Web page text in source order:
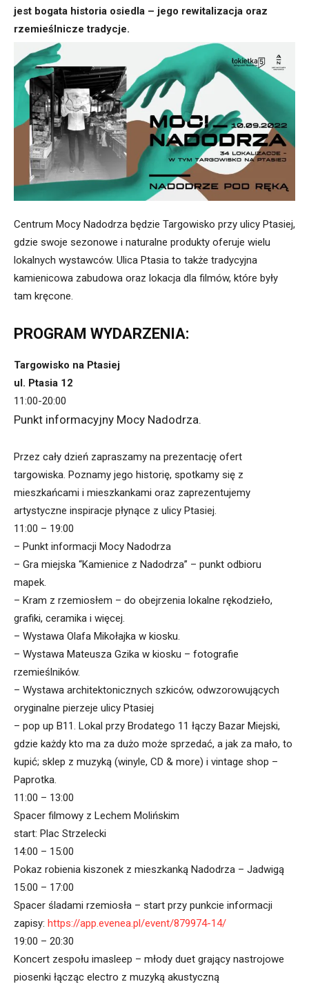
jest bogata historia osiedla – jego rewitalizacja oraz
rzemieślnicze tradycje.
Centrum Mocy Nadodrza będzie Targowisko przy ulicy Ptasiej,
gdzie swoje sezonowe i naturalne produkty oferuje wielu
lokalnych wystawców. Ulica Ptasia to także tradycyjna
kamienicowa zabudowa oraz lokacja dla filmów, które były
tam kręcone.
PROGRAM WYDARZENIA:
Targowisko na Ptasiej
ul. Ptasia 12
11:00-20:00
Punkt informacyjny Mocy Nadodrza.
Przez cały dzień zapraszamy na prezentację ofert
targowiska. Poznamy jego historię, spotkamy się z
mieszkańcami i mieszkankami oraz zaprezentujemy
artystyczne inspiracje płynące z ulicy Ptasiej.
11:00 – 19:00
– Punkt informacji Mocy Nadodrza
– Gra miejska “Kamienice z Nadodrza” – punkt odbioru
mapek.
– Kram z rzemiosłem – do obejrzenia lokalne rękodzieło,
grafiki, ceramika i więcej.
– Wystawa Olafa Mikołajka w kiosku.
– Wystawa Mateusza Gzika w kiosku – fotografie
rzemieślników.
– Wystawa architektonicznych szkiców, odwzorowujących
oryginalne pierzeje ulicy Ptasiej
– pop up B11. Lokal przy Brodatego 11 łączy Bazar Miejski,
gdzie każdy kto ma za dużo może sprzedać, a jak za mało, to
kupić; sklep z muzyką (winyle, CD & more) i vintage shop –
Paprotka.
11:00 – 13:00
Spacer filmowy z Lechem Molińskim
start: Plac Strzelecki
14:00 – 15:00
Pokaz robienia kiszonek z mieszkanką Nadodrza – Jadwigą
15:00 – 17:00
Spacer śladami rzemiosła – start przy punkcie informacji
zapisy: https://app.evenea.pl/event/879974-14/
19:00 – 20:30
Koncert zespołu imasleep – młody duet grający nastrojowe
piosenki łącząc electro z muzyką akustyczną